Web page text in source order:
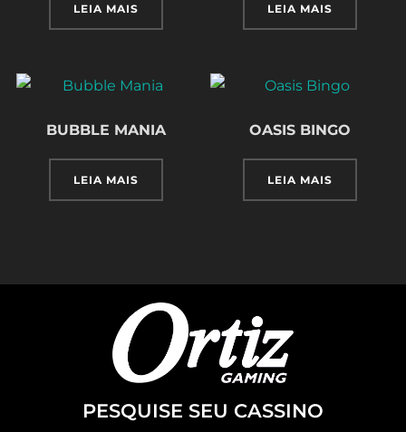
LEIA MAIS LEIA MAIS
BUBBLE MANIA
LEIA MAIS
OASIS BINGO
LEIA MAIS
PESQUISE SEU CASSINO